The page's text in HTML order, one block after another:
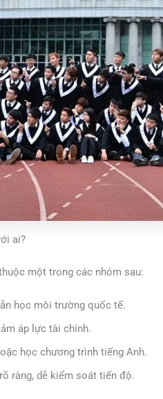
ai?
một trong các nhóm sau:
học môi trường quốc tế.
áp lực tài chính.
học chương trình tiếng Anh.
ràng, dễ kiểm soát tiến độ.